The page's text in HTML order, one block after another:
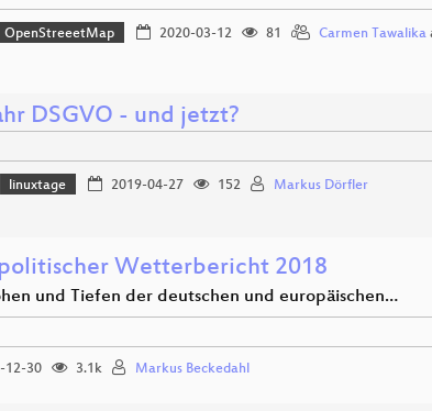
OpenStreeetMap 2020-03-12 81 Carmen Tawalika
DSGVO - und jetzt?
linuxtage 2019-04-27 152 Markus Dörfler
Wetterbericht 2018
und Tiefen der deutschen und europäischen…
12-30 3.1k Markus Beckedahl